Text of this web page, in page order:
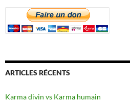
ARTICLES RÉCENTS
Karma divin vs Karma humain